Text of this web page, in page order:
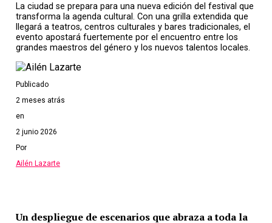
La gira internacional incluye fechas en distintas
ciudades argentinas antes de continuar por América
del Norte, Latinoamérica y Europa, confirmando el
fuerte crecimiento global del proyecto. Rosario
aparece como una de las plazas destacadas dentro del
tramo nacional.
El recital en la ciudad genera gran expectativa entre
sus seguidores, especialmente luego del impacto que
tuvo su anterior tour y del fenómeno viral que el dúo
sostiene en plataformas digitales y escenarios
organización anticipan una alta demanda para las
La ciudad se prepara para una nueva edición del festival que
transforma la agenda cultural. Con una grilla extendida que
llegará a teatros, centros culturales y bares tradicionales, el
evento apostará fuertemente por el encuentro entre los
grandes maestros del género y los nuevos talentos locales.
Publicado
2 meses atrás
en
2 junio 2026
Por
Ailén Lazarte
Un despliegue de escenarios que abraza a toda la